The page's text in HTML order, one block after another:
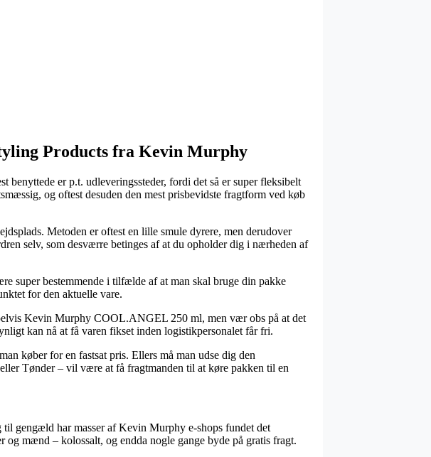
Products fra Kevin Murphy
er p.t. udleveringssteder, fordi det så er super fleksibelt
og oftest desuden den mest prisbevidste fragtform ved køb
Metoden er oftest en lille smule dyrere, men derudover
selv, som desværre betinges af at du opholder dig i nærheden af
super bestemmende i tilfælde af at man skal bruge din pakke
for den aktuelle vare.
Kevin Murphy COOL.ANGEL 250 ml, men vær obs på at det
kan nå at få varen fikset inden logistikpersonalet får fri.
køber for en fastsat pris. Ellers må man udse dig den
Tønder – vil være at få fragtmanden til at køre pakken til en
gengæld har masser af Kevin Murphy e-shops fundet det
mænd – kolossalt, og endda nogle gange byde på gratis fragt.